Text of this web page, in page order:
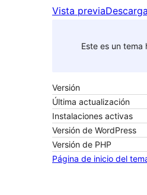
Vista previa
Este es un tema
Versión
Última actualización
Instalaciones activas
Versión de WordPress
Versión de PHP
Página de inicio del